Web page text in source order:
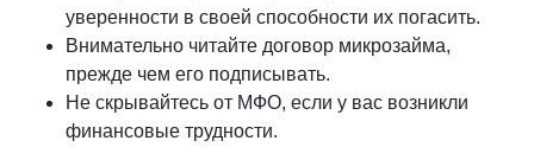
уверенности в своей способности их погасить.
Внимательно читайте договор микрозайма,
прежде чем его подписывать.
Не скрывайтесь от МФО, если у вас возникли
финансовые трудности.